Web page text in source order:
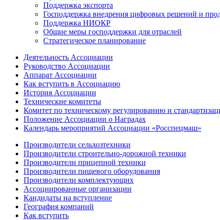
Поддержка экспорта
Господдержка внедрения цифровых решений и
Поддержка НИОКР
Общие меры господдержки для отраслей
Стратегическое планирование
Деятельность Ассоциации
Руководство Ассоциации
Аппарат Ассоциации
Как вступить в Ассоциацию
История Ассоциации
Технические комитеты
Комитет по техническому регулированию и
Положение Ассоциации о Наградах
Календарь мероприятий Ассоциации «Росспецмаш»
Производители сельхозтехники
Производители строительно-дорожной техники
Производители прицепной техники
Производители пищевого оборудования
Производители комплектующих
Ассоциированные организации
Кандидаты на вступление
География компаний
Как вступить